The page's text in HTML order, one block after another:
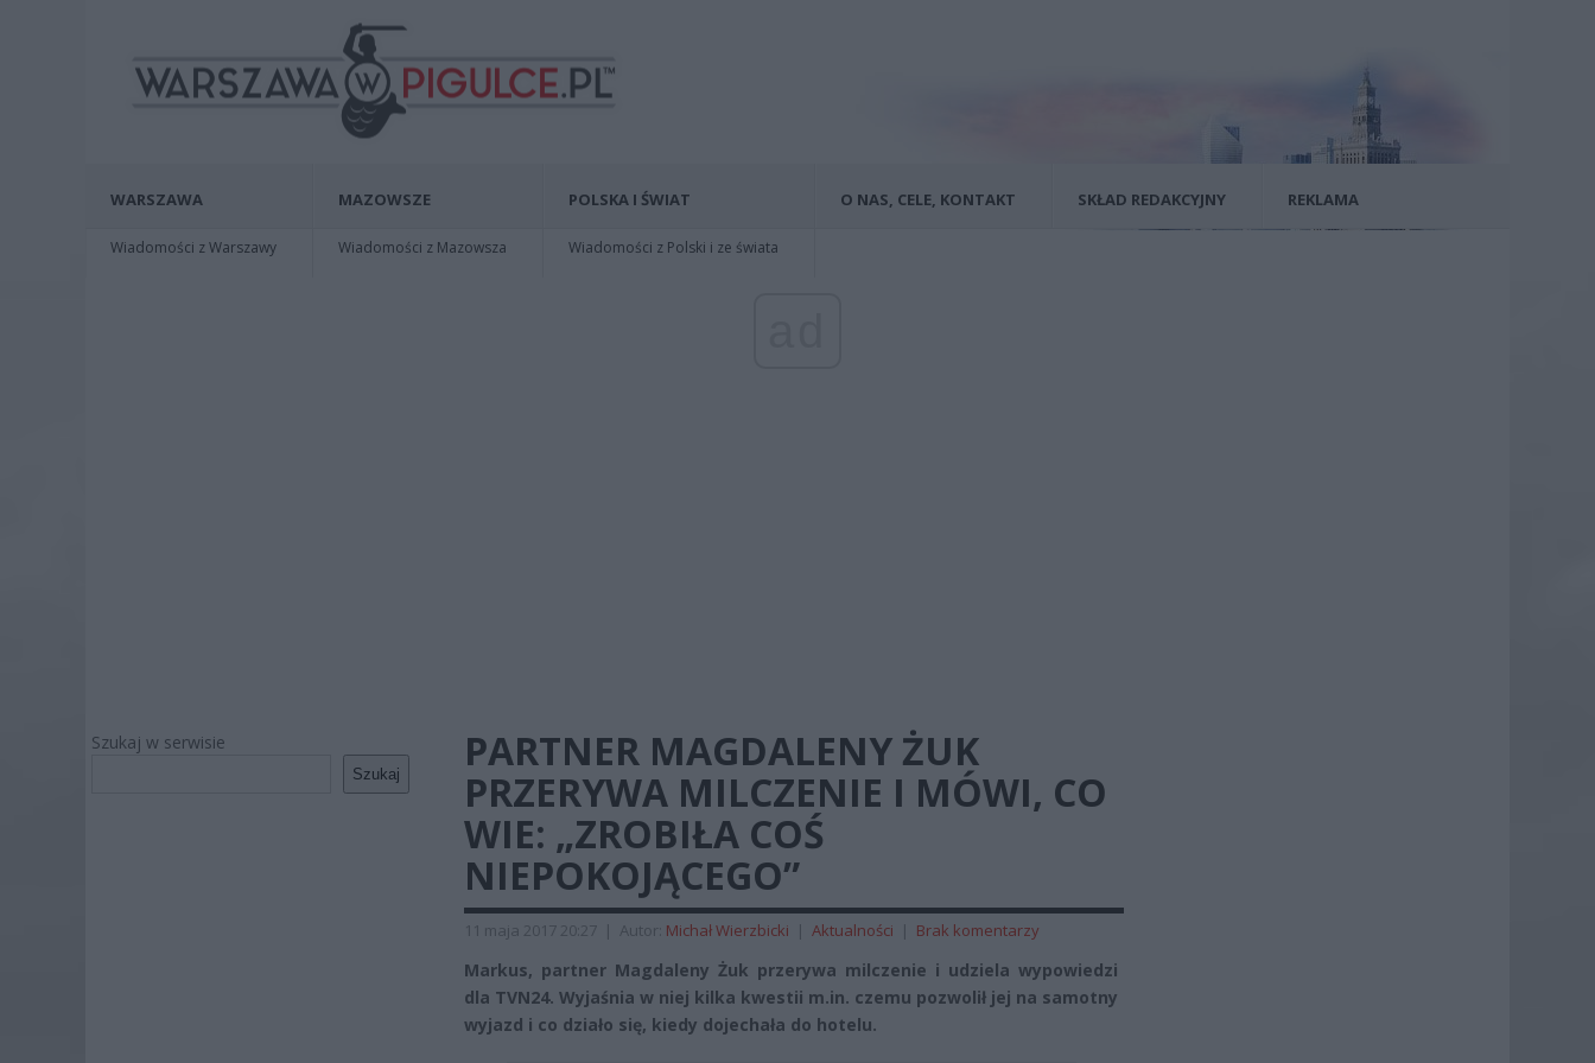
WARSZAWA
Wiadomości z Warszawy
MAZOWSZE
Wiadomości z Mazowsza
POLSKA I ŚWIAT
Wiadomości z Polski i ze świata
O NAS, CELE, KONTAKT SKŁAD REDAKCYJNY REKLAMA
Szukaj w serwisie
Szukaj
PARTNER MAGDALENY ŻUK
PRZERYWA MILCZENIE I MÓWI, CO
WIE: „ZROBIŁA COŚ
NIEPOKOJĄCEGO”
11 maja 2017 20:27 | Autor: Michał Wierzbicki | Aktualności | Brak komentarzy
Markus, partner Magdaleny Żuk przerywa milczenie i udziela wypowiedzi
dla TVN24. Wyjaśnia w niej kilka kwestii m.in. czemu pozwolił jej na samotny
wyjazd i co działo się, kiedy dojechała do hotelu.